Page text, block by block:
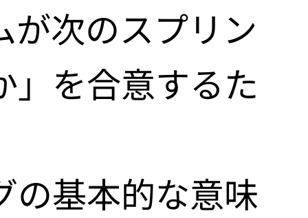
が次のスプリン
」を合意するた
の基本的な意味